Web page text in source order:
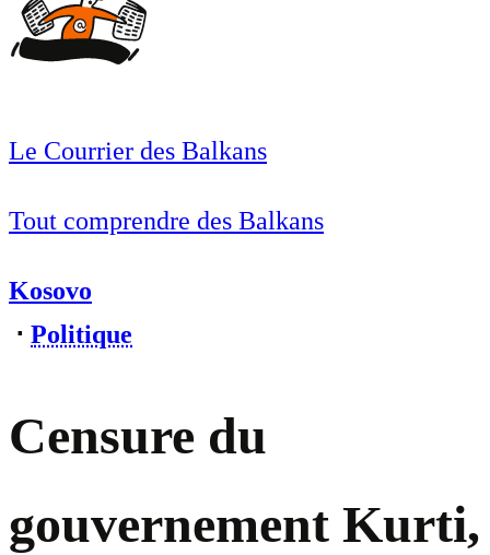
Le Courrier des Balkans
Tout comprendre des Balkans
Kosovo
⋅ Politique
Censure du
gouvernement Kurti,